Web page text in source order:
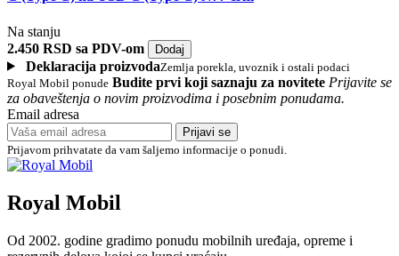
Na stanju
2.450 RSD sa PDV-om
Dodaj
Deklaracija proizvodaZemlja porekla, uvoznik i ostali podaci
Royal Mobil ponude Budite prvi koji saznaju za novitete Prijavite se
za obaveštenja o novim proizvodima i posebnim ponudama.
Email adresa
Prijavi se
Prijavom prihvatate da vam šaljemo informacije o ponudi.
Royal Mobil
Od 2002. godine gradimo ponudu mobilnih uređaja, opreme i